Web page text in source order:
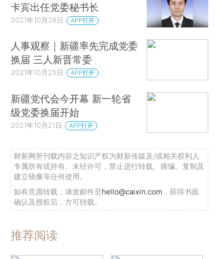
卡宾出任党委秘书长
2021年10月28日 APP打开
人事观察｜新疆率先完成党委
换届 三人新晋常委
2021年10月25日 APP打开
新疆党代会今开幕 新一轮省
级党委换届开始
2021年10月21日 APP打开
财新网所刊载内容之知识产权为财新传媒及/或相关权利人
专属所有或持有。未经许可，禁止进行转载、摘编、复制及
建立镜像等任何使用。
如有意愿转载，请发邮件至hello@caixin.com ，获得书面
确认及授权后，方可转载。
推荐阅读